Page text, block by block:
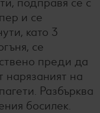
и се
като 3
се
преди да
нарязаният на
Разбърква
босилек.